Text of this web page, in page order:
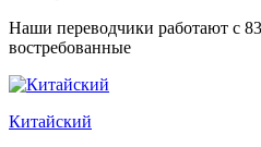
Наши переводчики работают с
востребованные
Китайский